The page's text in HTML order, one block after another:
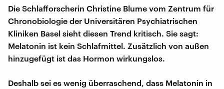
Die Schlafforscherin Christine Blume vom Zentrum für
Chronobiologie der Universitären Psychiatrischen
Kliniken Basel sieht diesen Trend kritisch. Sie sagt:
Melatonin ist kein Schlafmittel. Zusätzlich von außen
hinzugefügt ist das Hormon wirkungslos.
Deshalb sei es wenig überraschend, dass Melatonin in